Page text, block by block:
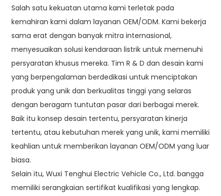
Salah satu kekuatan utama kami terletak pada
kemahiran kami dalam layanan OEM/ODM. Kami bekerja
sama erat dengan banyak mitra internasional,
menyesuaikan solusi kendaraan listrik untuk memenuhi
persyaratan khusus mereka. Tim R & D dan desain kami
yang berpengalaman berdedikasi untuk menciptakan
produk yang unik dan berkualitas tinggi yang selaras
dengan beragam tuntutan pasar dari berbagai merek.
Baik itu konsep desain tertentu, persyaratan kinerja
tertentu, atau kebutuhan merek yang unik, kami memiliki
keahlian untuk memberikan layanan OEM/ODM yang luar
biasa.
Selain itu, Wuxi Tenghui Electric Vehicle Co., Ltd. bangga
memiliki serangkaian sertifikat kualifikasi yang lengkap.